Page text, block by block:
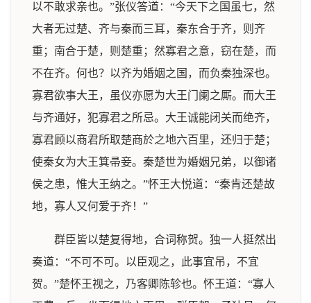
以不敢求亲也。”张仪答道：“今天下之国虽七，然
大者无过楚、齐与秦而三耳，秦东合于齐，则齐
重；南合于楚，则楚重；然寡君之意，窃在楚，而
不在齐。何也？以齐为婚姻之国，而负秦独深也。
寡君欲事大王，虽仪亦愿为大王门阑之厮。而大王
与齐通好，犯寡君之所忌。大王诚能闭关而绝齐，
寡君顾以商君所取楚商於之地六百里，还归于楚；
使秦女为大王箕帚妾。秦楚世为婚姻兄弟，以御诸
侯之患，惟大王纳之。”怀王大悦道：“秦肯还楚故
地，寡人又何爱于齐！”
群臣皆以楚复得地，合词称贺。独一人挺然出
奏道：“不可不可。以臣观之，此事宜吊，不宜
贺。”楚怀王视之，乃客卿陈轸也。怀王道：“寡人